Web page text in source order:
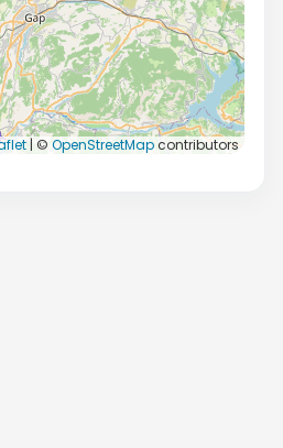
| © OpenStreetMapcontributors